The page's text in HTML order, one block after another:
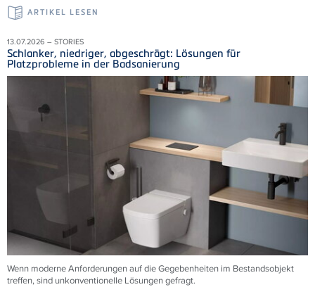
ARTIKEL LESEN
13.07.2026 – STORIES
Schlanker, niedriger, abgeschrägt: Lösungen für
Platzprobleme in der Badsanierung
Wenn moderne Anforderungen auf die Gegebenheiten im Bestandsobjekt
treffen, sind unkonventionelle Lösungen gefragt.